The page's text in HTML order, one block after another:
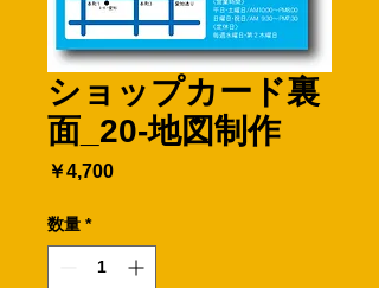
ショップカード裏
面_20-地図制作
￥4,700価
数量 *